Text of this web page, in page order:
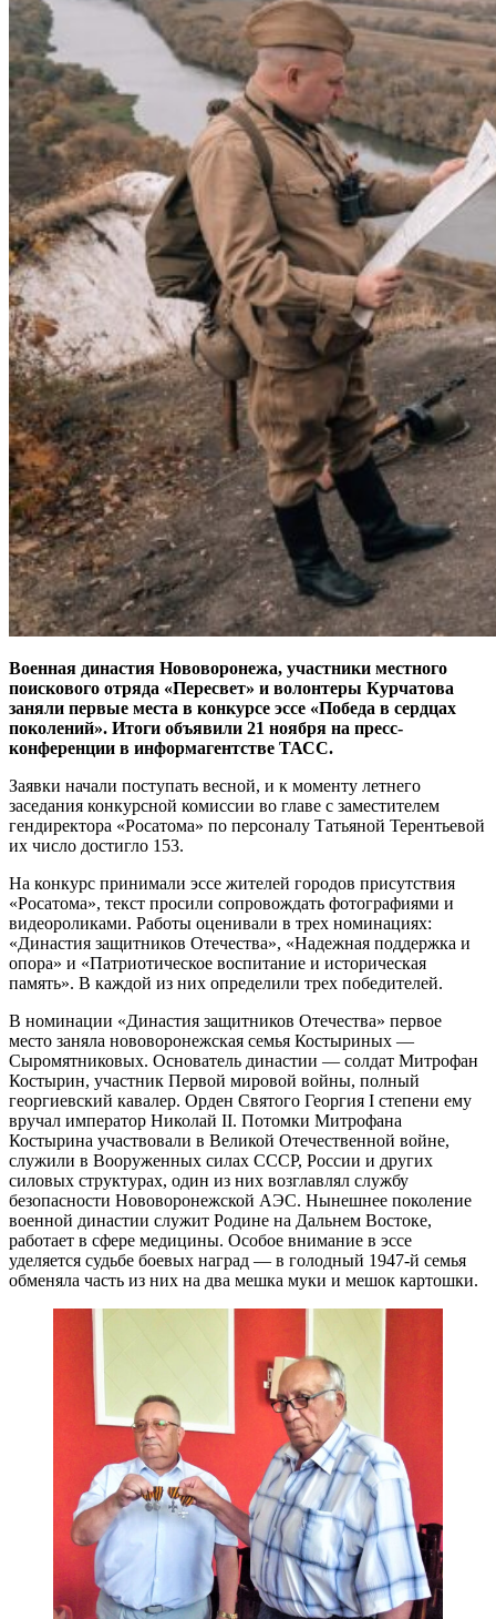
Военная династия Нововоронежа, участники местного
поискового отряда «Пересвет» и волонтеры Курчатова
заняли первые места в конкурсе эссе «Победа в сердцах
поколений». Итоги объявили 21 ноября на пресс-
конференции в информагентстве ТАСС.
Заявки начали поступать весной, и к моменту летнего
заседания конкурсной комиссии во главе с заместителем
гендиректора «Росатома» по персоналу Татьяной Терентьевой
их число достигло 153.
На конкурс принимали эссе жителей городов присутствия
«Росатома», текст просили сопровождать фотографиями и
видеороликами. Работы оценивали в трех номинациях:
«Династия защитников Отечества», «Надежная поддержка и
опора» и «Патриотическое воспитание и историческая
память». В каждой из них определили трех победителей.
В номинации «Династия защитников Отечества» первое
место заняла нововоронежская семья Костыриных —
Сыромятниковых. Основатель династии — ​солдат Митрофан
Костырин, участник Первой мировой войны, полный
георгиевский кавалер. Орден Святого Георгия I степени ему
вручал император Николай II. Потомки Митрофана
Костырина участвовали в Великой Отечественной войне,
служили в Вооруженных силах СССР, России и других
силовых структурах, один из них возглавлял службу
безопасности Нововоронежской АЭС. Нынешнее поколение
военной династии служит Родине на Дальнем Востоке,
работает в сфере медицины. Особое внимание в эссе
уделяется судьбе боевых наград — ​в голодный 1947‑й семья
обменяла часть из них на два мешка муки и мешок картошки.